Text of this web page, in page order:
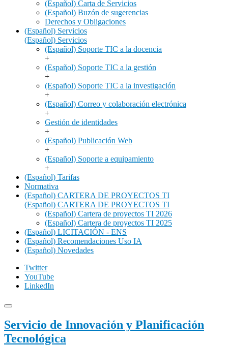
(Español) Carta de Servicios
(Español) Buzón de sugerencias
Derechos y Obligaciones
(Español) Servicios
(Español) Servicios
(Español) Soporte TIC a la docencia
+
(Español) Soporte TIC a la gestión
+
(Español) Soporte TIC a la investigación
+
(Español) Correo y colaboración electrónica
+
Gestión de identidades
+
(Español) Publicación Web
+
(Español) Soporte a equipamiento
+
(Español) Tarifas
Normativa
(Español) CARTERA DE PROYECTOS TI
(Español) CARTERA DE PROYECTOS TI
(Español) Cartera de proyectos TI 2026
(Español) Cartera de proyectos TI 2025
(Español) LICITACIÓN - ENS
(Español) Recomendaciones Uso IA
(Español) Novedades
Twitter
YouTube
LinkedIn
Servicio de Innovación y Planificación
Tecnológica